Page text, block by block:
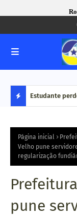
S
T
Estudante
renda', diz
Página inicial
Velho pune
regularização
pune